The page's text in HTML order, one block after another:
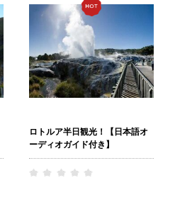
ロトルア半日観光！【日本語オ
ーディオガイド付き】